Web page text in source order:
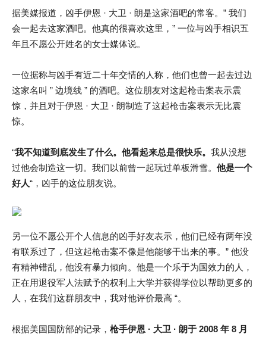
据美媒报道，凶手伊恩 · 大卫 · 朗是这家酒吧的常客。” 我们
会一起去这家酒吧。他真的很喜欢这里，” 一位与凶手相识五
年且不愿公开姓名的女士媒体说。
一位据称与凶手有近二十年交情的人称，他们也曾一起去过边
这家名叫 ” 边境线 ” 的酒吧。这位朋友对这起枪击案表示震
惊，并且对于伊恩 · 大卫 · 朗制造了这起枪击案表示无比震
惊。
“我不知道到底发生了什么。他看起来总是很快乐。 我从没想
过他会制造这一切。我们以前曾一起玩过单板滑雪。 他是一个
好人“，凶手的这位朋友说。
另一位不愿公开个人信息的凶手好友表示，他们已经有两年没
有联系过了，但这起枪击案不像是他能够干出来的事。” 他没
有精神错乱，他没有暴力倾向。他是一个乐于为国效力的人，
正在用退役军人法赋予的权利上大学并获得学位以帮助更多的
人，在我们这群朋友中，我对他评价最高 “。
根据美国国防部的记录， 枪手伊恩 · 大卫 · 朗于 2008 年 8 月